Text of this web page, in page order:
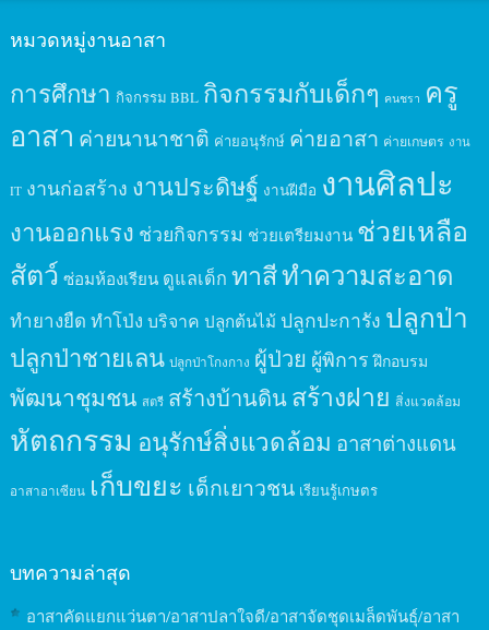
หมวดหมู่งานอาสา
การศึกษา กิจกรรม BBL กิจกรรมกับเด็กๆ คนชรา ครู
อาสา ค่ายนานาชาติ ค่ายอนุรักษ์ ค่ายอาสา ค่ายเกษตร งาน
IT งานก่อสร้าง งานประดิษฐ์ งานฝีมือ งานศิลปะ
งานออกแรง ช่วยกิจกรรม ช่วยเตรียมงาน ช่วยเหลือ
สัตว์ ซ่อมห้องเรียน ดูแลเด็ก ทาสีทำความสะอาด
ทำยางยืด ทำโป่ง บริจาค ปลูกต้นไม้ ปลูกปะการัง ปลูกป่า
ปลูกป่าชายเลน ปลูกป่าโกงกาง ผู้ป่วย ผู้พิการ ฝึกอบรม
พัฒนาชุมชน สตรี สร้างบ้านดินสร้างฝาย สิ่งแวดล้อม
หัตถกรรม อนุรักษ์สิ่งแวดล้อม อาสาต่างแดน
อาสาอาเซียน เก็บขยะ เด็กเยาวชน เรียนรู้เกษตร
บทความล่าสุด
อาสาคัดแยกแว่นตา/อาสาปลาใจดี/อาสาจัดชุดเมล็ดพันธุ์/อาสา